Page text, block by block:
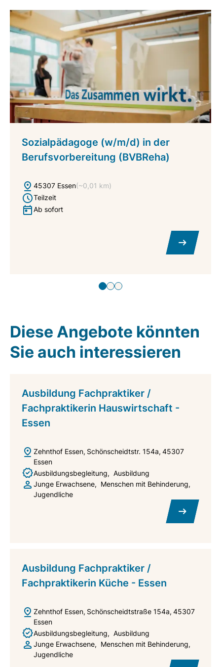
Sozialpädagoge (w/m/d) in der
Berufsvorbereitung (BVBReha)
45307 Essen(~0,01 km)
Teilzeit
Ab sofort
Diese Angebote könnten
Sie auch interessieren
Ausbildung Fachpraktiker /
Fachpraktikerin Hauswirtschaft -
Essen
Zehnthof Essen Schönscheidtstr. 154a 45307
Essen
Ausbildungsbegleitung
Ausbildung
Junge Erwachsene
Menschen mit Behinderung
Jugendliche
Ausbildung Fachpraktiker /
Fachpraktikerin Küche - Essen
Zehnthof Essen Schönscheidtstraße 154a 45307
Essen
Ausbildungsbegleitung
Ausbildung
Junge Erwachsene
Menschen mit Behinderung
Jugendliche